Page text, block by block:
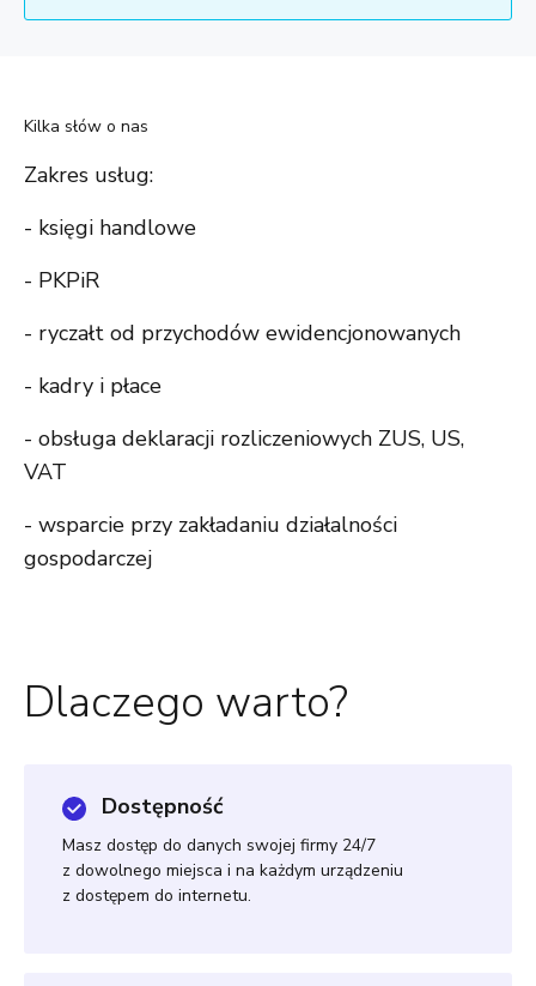
Kilka słów o nas
Zakres usług:
- księgi handlowe
- PKPiR
- ryczałt od przychodów ewidencjonowanych
- kadry i płace
- obsługa deklaracji rozliczeniowych ZUS, US,
VAT
- wsparcie przy zakładaniu działalności
gospodarczej
Dlaczego warto?
Dostępność
Masz dostęp do danych swojej firmy 24/7
z dowolnego miejsca i na każdym urządzeniu
z dostępem do internetu.